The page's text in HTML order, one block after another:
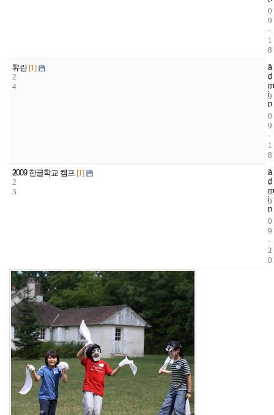
0
9
-
1
8
3
2
4
유란 [1]
a
d
m
i
n
2
0
9
2
0
0
9
-
0
9
-
1
8
3
2
3
2009 한글학교 캠프 [1]
a
d
m
i
n
2
0
6
2
0
0
9
-
0
9
-
2
0